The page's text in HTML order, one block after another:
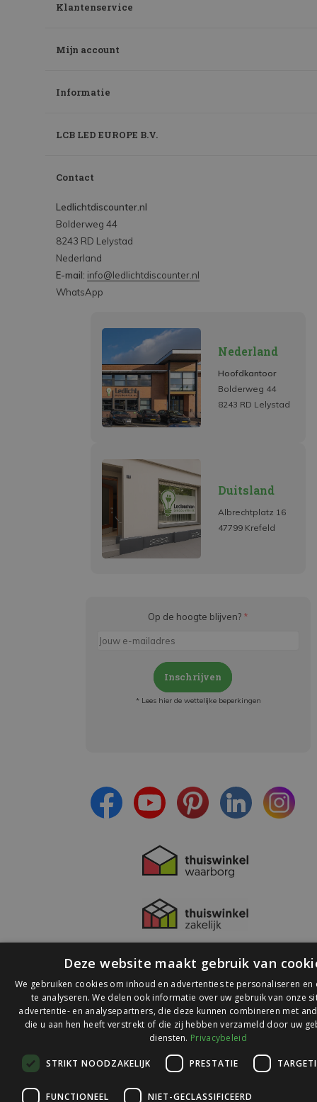
Klantenservice
Mijn account
Informatie
LCB LED EUROPE B.V.
Contact
Ledlichtdiscounter.nl
Bolderweg 44
8243 RD Lelystad
Nederland
E-mail: info@ledlichtdiscounter.nl
WhatsApp
Nederland
Hoofdkantoor
Bolderweg 44
8243 RD Lelystad
Duitsland
Albrechtplatz 16
47799 Krefeld
Op de hoogte blijven? *
Inschrijven
* Lees hier de wettelijke beperkingen
© 2026 Ledlichtdiscounter.nl
op
Webwinkelkeur
Deze website maakt gebruik van
We gebruiken cookies om inhoud en advertenties te personaliseren en
te analyseren. We delen ook informatie over uw gebruik van onze
advertentie- en analysepartners, die deze kunnen combineren met
die u aan hen heeft verstrekt of die zij hebben verzameld door uw
diensten. Privacybeleid
STRIKT NOODZAKELIJK PRESTATIE
FUNCTIONEEL NIET-GECLASSIFICEERD